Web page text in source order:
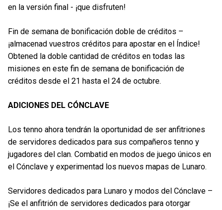
en la versión final - ¡que disfruten!
Fin de semana de bonificación doble de créditos –
¡almacenad vuestros créditos para apostar en el Índice!
Obtened la doble cantidad de créditos en todas las
misiones en este fin de semana de bonificación de
créditos desde el 21 hasta el 24 de octubre.
ADICIONES DEL CÓNCLAVE
Los tenno ahora tendrán la oportunidad de ser anfitriones
de servidores dedicados para sus compañeros tenno y
jugadores del clan. Combatid en modos de juego únicos en
el Cónclave y experimentad los nuevos mapas de Lunaro.
Servidores dedicados para Lunaro y modos del Cónclave –
¡Se el anfitrión de servidores dedicados para otorgar